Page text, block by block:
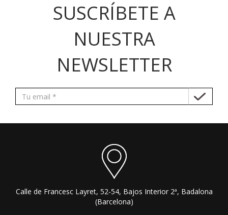
SUSCRÍBETE A
NUESTRA
NEWSLETTER
Calle de Francesc Layret, 52-54, Bajos Interior 2ª, Badalona
(Barcelona)